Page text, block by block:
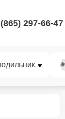
297-66-47